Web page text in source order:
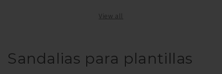
View all
Sandalias para plantillas